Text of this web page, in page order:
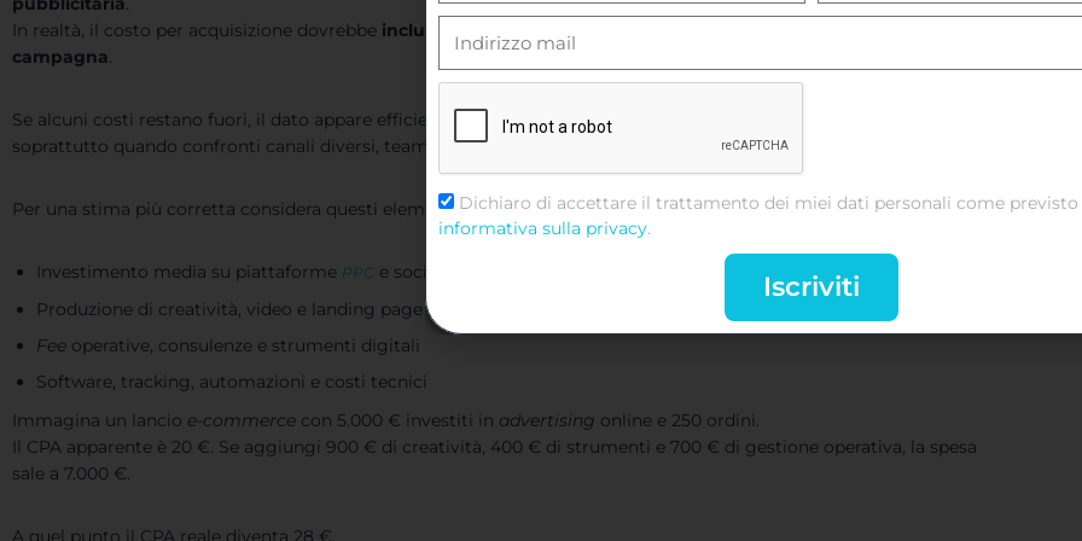
In realtà, il costo per acquisizione dovrebbe includere tutte le voci necessarie a progettare
campagna.
Se alcuni costi restano fuori, il dato appare efficiente ma descrive una redditività parziale. Questa differenza pesa
soprattutto quando confronti canali diversi, team diversi o periodi con livelli di investimento non omogenei.
Per una stima più corretta considera questi elementi:
Investimento media su piattaforme PPC e social
Produzione di creatività, video e landing page
Fee operative, consulenze e strumenti digitali
Software, tracking, automazioni e costi tecnici
Immagina un lancio e-commerce con 5.000 € investiti in advertising online e 250 ordini.
Il CPA apparente è 20 €. Se aggiungi 900 € di creatività, 400 € di strumenti e 700 € di gestione operativa, la spesa
sale a 7.000 €.
A quel punto il CPA reale diventa 28 €.
Dichiaro di accettare il trattamento dei miei dati personali come previsto
informativa sulla privacy.
Iscriviti